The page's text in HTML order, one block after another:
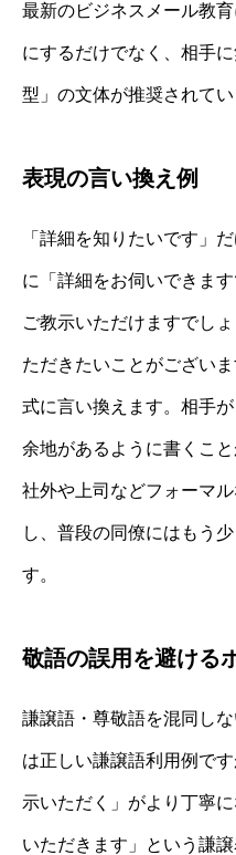
最新のビジネスメール教
にするだけでなく、相手
型」の文体が推奨されてい
表現の言い換え例
「詳細を知りたいです」
に「詳細をお伺いできま
ご教示いただけますでし
ただきたいことがござい
式に言い換えます。相手
余地があるように書くこと
社外や上司などフォーマ
し、普段の同僚にはもう
す。
敬語の誤用を避ける
謙譲語・尊敬語を混同し
は正しい謙譲語利用例で
示いただく」がより丁寧
いただきます」という謙